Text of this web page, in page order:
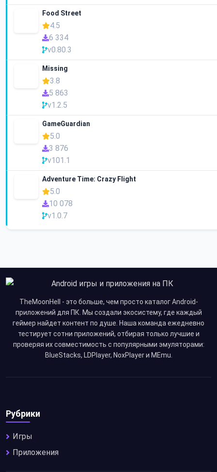
Food Street
4.5
6 334
v0.80.3
Missing
3.8
5 863
v1.2.5
GameGuardian
5.0
3 876
v101.1
Adventure Time: Crazy Flight
5.0
10 078
v1.0.7
TheMoonHell - это больше, чем просто каталог Android-
приложений для ПК. Мы создали экосистему, где каждый
геймер найдет контент по душе. Наша команда ежедневно
тестирует сотни приложений, отбирая только лучшие и
проверяя их совместимость с популярными эмуляторами:
BlueStacks, LDPlayer, NoxPlayer и MEmu.
Рубрики
Игры
Приложения